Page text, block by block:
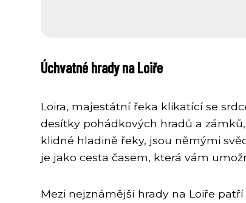
Úchvatné hrady na Loiře
Loira, majestátní řeka klikatící se
desítky pohádkových hradů a
klidné hladině řeky, jsou němými
je jako cesta časem, která vám
Mezi nejznámější hrady na Loiře